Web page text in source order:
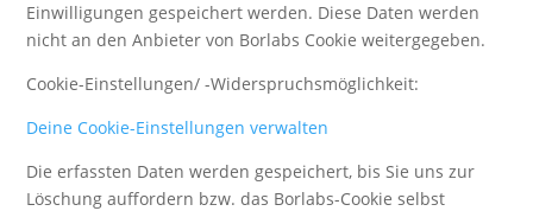
Einwilligungen gespeichert werden. Diese Daten werden
nicht an den Anbieter von Borlabs Cookie weitergegeben.
Cookie-Einstellungen/ -Widerspruchsmöglichkeit:
Deine Cookie-Einstellungen verwalten
Die erfassten Daten werden gespeichert, bis Sie uns zur
Löschung auffordern bzw. das Borlabs-Cookie selbst